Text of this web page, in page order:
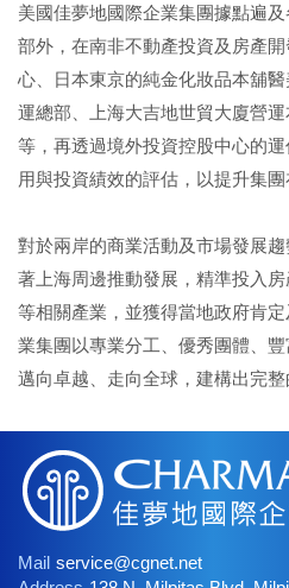
美國佳夢地國際企業集團據點遍
部外，在南非不動產投資及房產
心、日本東京的純金化妝品本舖
運總部、上海大吉地世貿大廈營
等，再透過境外投資控股中心的
用與投資績效的評估，以提升集團
對於兩岸的商業活動及市場發展
著上海周邊推動發展，精準投入
等相關產業，並獲得當地政府肯
業集團以專業分工、優秀團體、
邁向卓越、走向全球，建構出完整
Mail service@cgnet.net